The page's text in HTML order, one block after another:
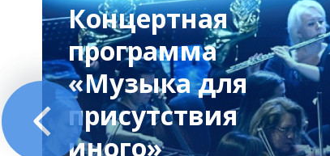
Концертная
программа
«Музыка для
присутствия
иного»